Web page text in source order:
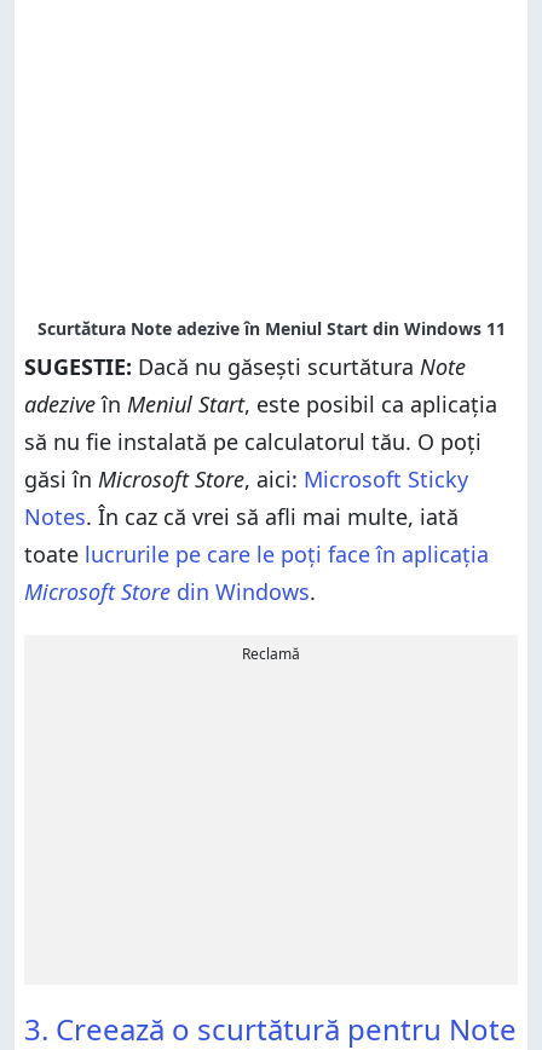
SUGESTIE: Dacă nu găsești scurtătura Note
adeziveîn Meniul Start, este posibil ca aplicația
să nu fie instalată pe calculatorul tău. O poți
găsi în Microsoft Store, aici: Microsoft Sticky
Notes. În caz că vrei să afli mai multe, iată
toate lucrurile pe care le poți face în aplicația
Microsoft Store din Windows.
Reclamă
3. Creează o scurtătură pentru Note